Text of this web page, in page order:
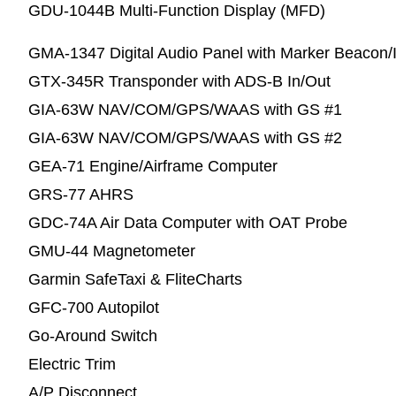
GDU-1044B Multi-Function Display (MFD)
GMA-1347 Digital Audio Panel with Marker
GTX-345R Transponder with ADS-B In/Out
GIA-63W NAV/COM/GPS/WAAS with GS #1
GIA-63W NAV/COM/GPS/WAAS with GS #2
GEA-71 Engine/Airframe Computer
GRS-77 AHRS
GDC-74A Air Data Computer with OAT Probe
GMU-44 Magnetometer
Garmin SafeTaxi & FliteCharts
GFC-700 Autopilot
Go-Around Switch
Electric Trim
A/P Disconnect